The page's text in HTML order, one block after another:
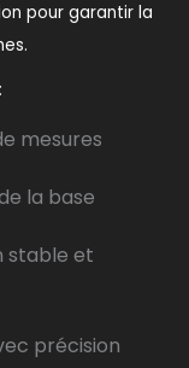
pour garantir la
mesures
la base
stable et
précision